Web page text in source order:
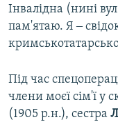
Інвалідна (нині
пам'ятаю. Я ‒
Під час
члени моєї сім'ї у
(1905 р.н.), сестра